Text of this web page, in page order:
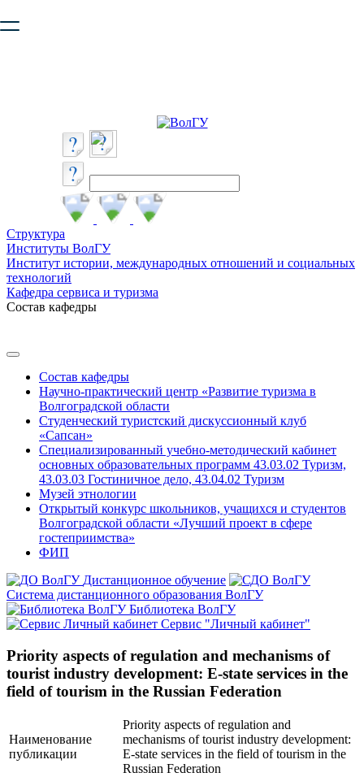
безопасную работу с сайтом. Пожалуйста
Структура
Институты ВолГУ
Институт истории, международных отношений и социальных
технологий
Кафедра сервиса и туризма
Состав кафедры
Состав кафедры
Научно-практический центр «Развитие туризма в
Волгоградской области
Студенческий туристский дискуссионный клуб
«Сапсан»
Специализированный учебно-методический кабинет
основных образовательных программ 43.03.02 Туризм,
43.03.03 Гостиничное дело, 43.04.02 Туризм
Музей этнологии
Открытый конкурс школьников, учащихся и студентов
Волгоградской области «Лучший проект в сфере
гостеприимства»
ФИП
Дистанционное обучение
Система дистанционного образования ВолГУ
Библиотека ВолГУ
Сервис "Личный кабинет"
Priority aspects of regulation and mechanisms of
tourist industry development: E-state services in the
field of tourism in the Russian Federation
Наименование
публикации
Priority aspects of regulation and
mechanisms of tourist industry development:
E-state services in the field of tourism in the
Russian Federation